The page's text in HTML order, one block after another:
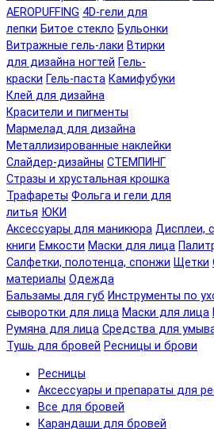
AEROPUFFING 4D-гели для
лепки Битое стекло Бульонки
Витражные гель-лаки Втирки
для дизайна ногтей Гель-
краски Гель-паста Камифубуки
Клей для дизайна
Красители и пигменты
Мармелад для дизайна
Металлизированные наклейки
Слайдер-дизайны СТЕМПИНГ
Стразы и хрустальная крошка
Трафареты Фольга и гели для
литья ЮКИ
Аксессуары для маникюра Дисплеи,
книги Емкости Маски для лица
Салфетки, полотенца, спонжи Щетки
материалы Одежда
Бальзамы для губ Инструменты по
сыворотки для лица Маски для лица
Румяна для лица Средства для
Тушь для бровей Ресницы и брови
Ресницы
Аксессуары и препараты для
Все для бровей
Карандаши для бровей